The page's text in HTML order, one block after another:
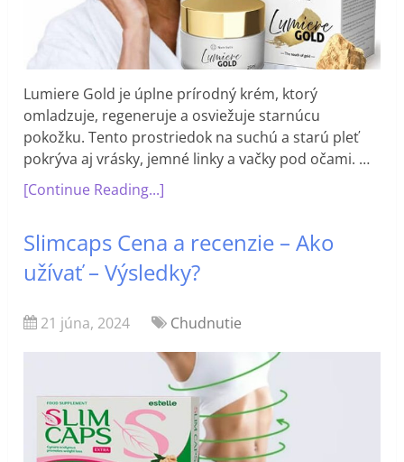
Lumiere Gold je úplne prírodný krém, ktorý
omladzuje, regeneruje a osviežuje starnúcu
pokožku. Tento prostriedok na suchú a starú pleť
pokrýva aj vrásky, jemné linky a vačky pod očami. …
[Continue Reading...]
Slimcaps Cena a recenzie – Ako
užívať – Výsledky?
21 júna, 2024 Chudnutie